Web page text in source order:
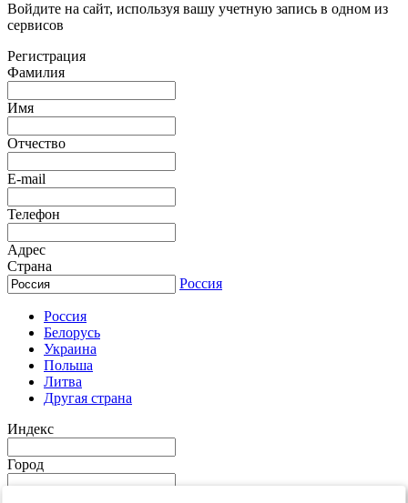
Войдите на сайт, используя вашу учетную запись в одном из
сервисов
Регистрация
Фамилия
Имя
Отчество
E-mail
Телефон
Адрес
Страна
Россия
Россия
Белорусь
Украина
Польша
Литва
Другая страна
Индекс
Город